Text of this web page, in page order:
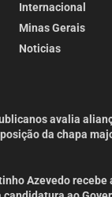
Internacional
Minas Gerais
Noticias
avalia
da chapa
Azevedo recebe